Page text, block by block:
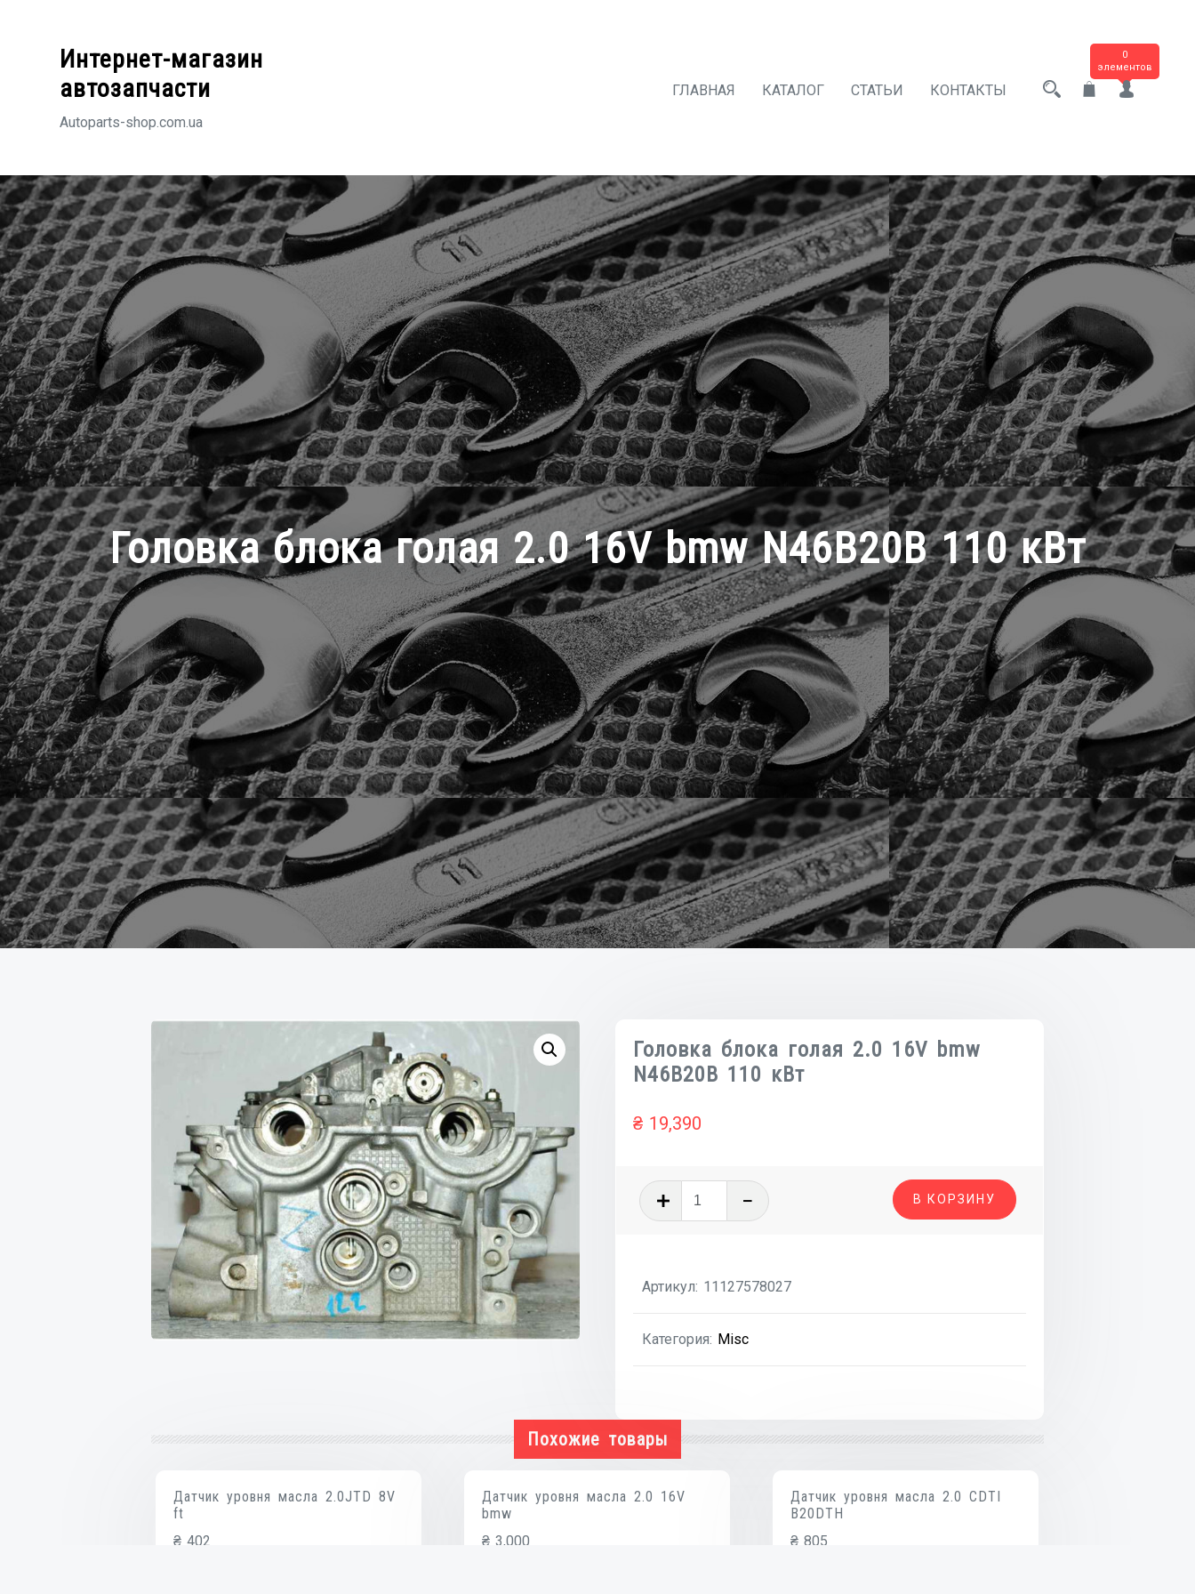
содержимомуИнтернет-магазин
автозапчасти
Autoparts-shop.com.ua
ГЛАВНАЯ КАТАЛОГ СТАТЬИ КОНТАКТЫ
0
элементов
Головка блока голая 2.0 16V bmw N46B20B 110 кВт
Головка блока голая 2.0 16V bmw
N46B20B 110 кВт
₴ 19,390
Количество
товара
голая
16V
В КОРЗИНУ
Артикул: 11127578027
Категория: Misc
Похожие товары
Датчик уровня масла 2.0JTD 8V
ft
₴ 402
Датчик уровня масла 2.0 16V
bmw
₴ 3,000
Датчик уровня масла 2.0 CDTI
B20DTH
₴ 805